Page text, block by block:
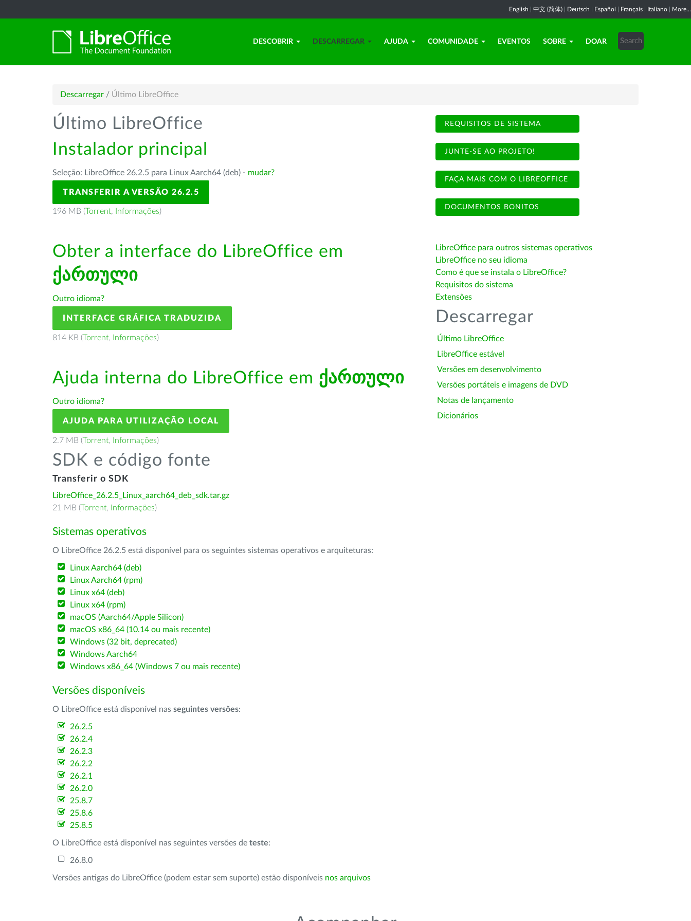
English 中文 (简体) Deutsch Español Français Italiano More...
DESCOBRIR DESCARREGAR AJUDA COMUNIDADE EVENTOS SOBRE DOAR
Descarregar / Último LibreOffice
Último LibreOffice
Instalador principal
Seleção: LibreOffice 26.2.5 para Linux Aarch64 (deb) - mudar?
TRANSFERIR A VERSÃO 26.2.5
196 MB (Torrent, Informações)
Obter a interface do LibreOffice em
ქართული
Outro idioma?
INTERFACE GRÁFICA TRADUZIDA
814 KB (Torrent, Informações)
Ajuda interna do LibreOffice em ქართული
Outro idioma?
AJUDA PARA UTILIZAÇÃO LOCAL
2.7 MB (Torrent, Informações)
SDK e código fonte
Transferir o SDK
LibreOffice_26.2.5_Linux_aarch64_deb_sdk.tar.gz
21 MB (Torrent, Informações)
Sistemas operativos
O LibreOffice 26.2.5 está disponível para os seguintes sistemas operativos e arquiteturas:
Linux Aarch64 (deb)
Linux Aarch64 (rpm)
Linux x64 (deb)
Linux x64 (rpm)
macOS (Aarch64/Apple Silicon)
macOS x86_64 (10.14 ou mais recente)
Windows (32 bit, deprecated)
Windows Aarch64
Windows x86_64 (Windows 7 ou mais recente)
Versões disponíveis
O LibreOffice está disponível nas seguintes versões:
26.2.5
26.2.4
26.2.3
26.2.2
26.2.1
26.2.0
25.8.7
25.8.6
25.8.5
O LibreOffice está disponível nas seguintes versões de teste:
26.8.0
Versões antigas do LibreOffice (podem estar sem suporte) estão disponíveis nos arquivos
REQUISITOS DE SISTEMA
JUNTE-SE AO PROJETO!
FAÇA MAIS COM O LIBREOFFICE
DOCUMENTOS BONITOS
LibreOffice para outros sistemas operativos
LibreOffice no seu idioma
Como é que se instala o LibreOffice?
Requisitos do sistema
Extensões
Descarregar
Último LibreOffice
LibreOffice estável
Versões em desenvolvimento
Versões portáteis e imagens de DVD
Notas de lançamento
Dicionários